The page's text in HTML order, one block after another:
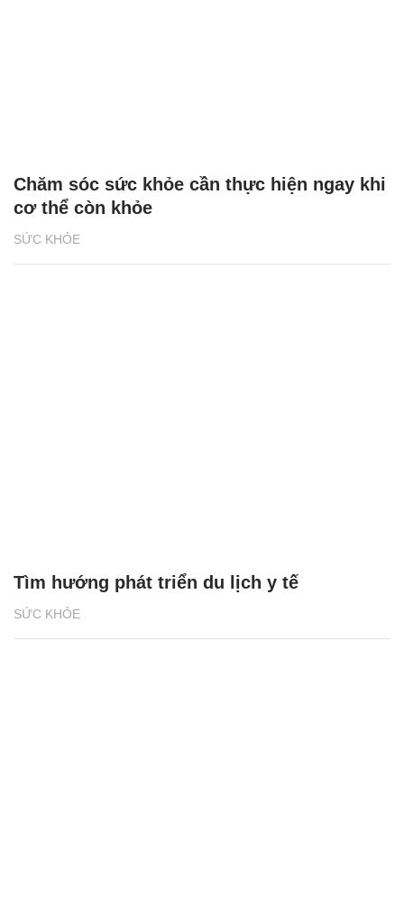
SỨC KHỎE
Chăm sóc sức khỏe cần thực hiện ngay khi
cơ thể còn khỏe
SỨC KHỎE
Tìm hướng phát triển du lịch y tế